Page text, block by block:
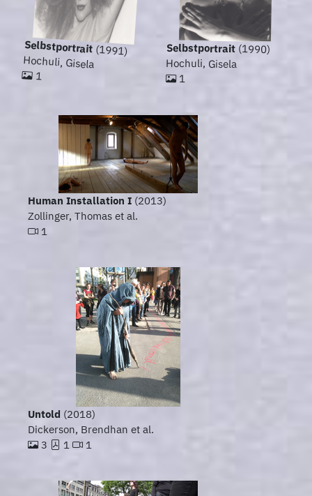
Selbstportrait(1991)
Hochuli, Gisela
1
Selbstportrait(1990)
Hochuli, Gisela
1
Human Installation I (2013)
Zollinger, Thomas et al.
1
Untold (2018)
Dickerson, Brendhan et al.
3
1 1